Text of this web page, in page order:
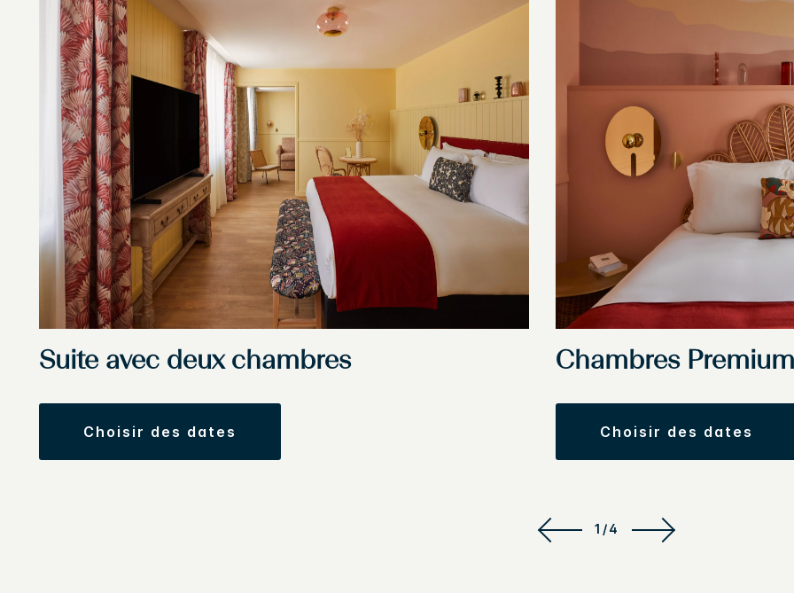
Suite avec deux chambres
choisir des dates
Chambres Premium
choisir des dates
1/4